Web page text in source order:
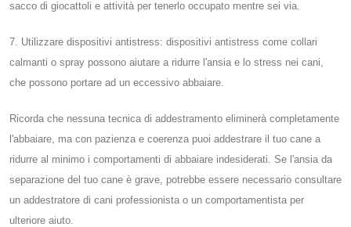
sacco di giocattoli e attività per tenerlo occupato mentre sei via.
7. Utilizzare dispositivi antistress: dispositivi antistress come collari
calmanti o spray possono aiutare a ridurre l'ansia e lo stress nei cani,
che possono portare ad un eccessivo abbaiare.
Ricorda che nessuna tecnica di addestramento eliminerà completamente
l'abbaiare, ma con pazienza e coerenza puoi addestrare il tuo cane a
ridurre al minimo i comportamenti di abbaiare indesiderati. Se l'ansia da
separazione del tuo cane è grave, potrebbe essere necessario consultare
un addestratore di cani professionista o un comportamentista per
ulteriore aiuto.